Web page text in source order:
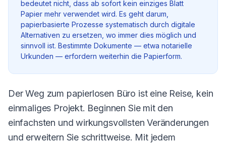
bedeutet nicht, dass ab sofort kein einziges Blatt
Papier mehr verwendet wird. Es geht darum,
papierbasierte Prozesse systematisch durch digitale
Alternativen zu ersetzen, wo immer dies möglich und
sinnvoll ist. Bestimmte Dokumente — etwa notarielle
Urkunden — erfordern weiterhin die Papierform.
Der Weg zum papierlosen Büro ist eine Reise, kein
einmaliges Projekt. Beginnen Sie mit den
einfachsten und wirkungsvollsten Veränderungen
und erweitern Sie schrittweise. Mit jedem